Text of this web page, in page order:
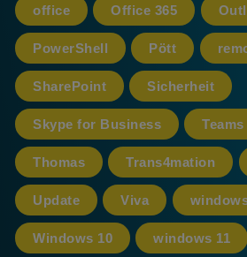
office Office 365
PowerShell Pött
SharePoint Sicherheit
Skype for Business Teams
Thomas Trans4mation
Update Viva
Windows 10 windows 11